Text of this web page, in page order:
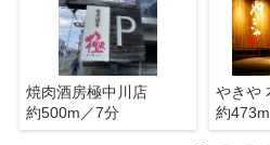
焼肉酒房極中川店
約500m／7分
やきや
約